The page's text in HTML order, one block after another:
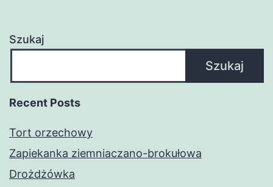
Szukaj
Szukaj
Recent Posts
Tort orzechowy
Zapiekanka ziemniaczano-brokułowa
Drożdżówka